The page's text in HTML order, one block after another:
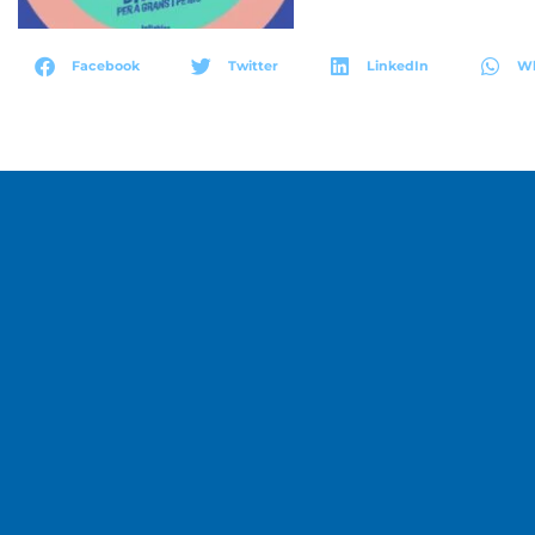
Facebook Twitter LinkedIn